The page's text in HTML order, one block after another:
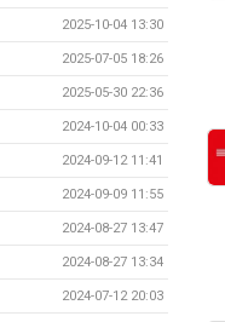
2025-10-04 13:30
2025-07-05 18:26
2025-05-30 22:36
2024-10-04 00:33
2024-09-12 11:41
2024-09-09 11:55
2024-08-27 13:47
2024-08-27 13:34
2024-07-12 20:03